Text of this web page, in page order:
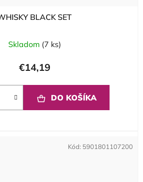
BLACK SET
Skladom (7 ks)
€14,19
DO KOŠÍKA
Kód: 5901801107200